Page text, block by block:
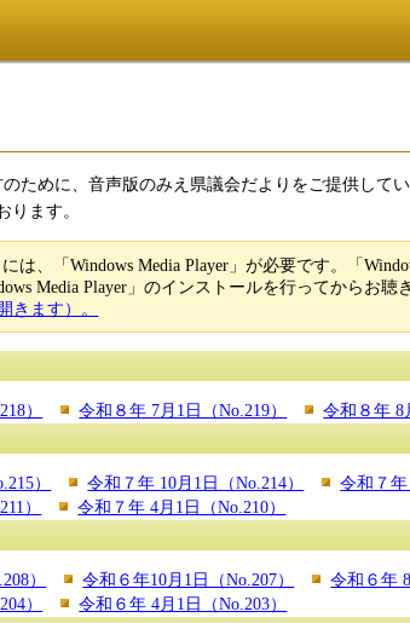
ために、音声版のみえ県議会だよりをご提供して
ります。
、「Windows Media Player」が必要です。「
Media Player」のインストールを行ってからお聴
きます）。
） 令和８年 7月1日（No.219） 令和８年 8
） 令和７年 10月1日（No.214）
令和７年
） 令和７年 4月1日（No.210）
） 令和６年10月1日（No.207）
令和６年
） 令和６年 4月1日（No.203）